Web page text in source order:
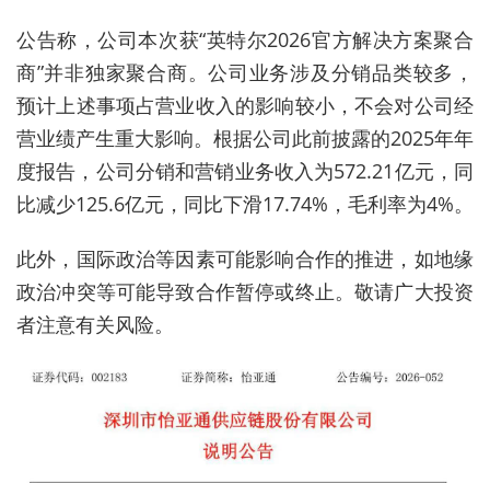
公告称，公司本次获“英特尔2026官方解决方案聚合
商”并非独家聚合商。公司业务涉及分销品类较多，
预计上述事项占营业收入的影响较小，不会对公司经
营业绩产生重大影响。根据公司此前披露的2025年年
度报告，公司分销和营销业务收入为572.21亿元，同
比减少125.6亿元，同比下滑17.74% ，毛利率为4%。
此外，国际政治等因素可能影响合作的推进，如地缘
政治冲突等可能导致合作暂停或终止。敬请广大投资
者注意有关风险。